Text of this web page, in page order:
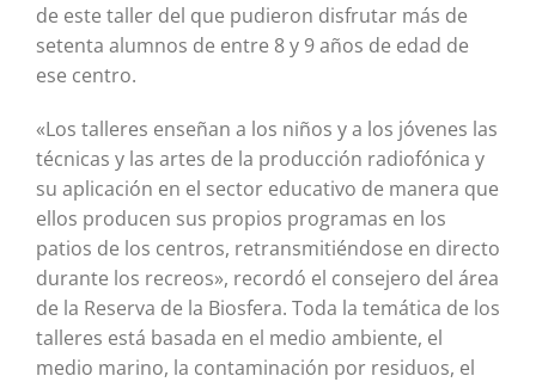
de este taller del que pudieron disfrutar más de
setenta alumnos de entre 8 y 9 años de edad de
ese centro.
«Los talleres enseñan a los niños y a los jóvenes las
técnicas y las artes de la producción radiofónica y
su aplicación en el sector educativo de manera que
ellos producen sus propios programas en los
patios de los centros, retransmitiéndose en directo
durante los recreos», recordó el consejero del área
de la Reserva de la Biosfera. Toda la temática de los
talleres está basada en el medio ambiente, el
medio marino, la contaminación por residuos, el